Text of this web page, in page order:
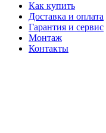
Как купить
Доставка и оплата
Гарантия и сервис
Монтаж
Контакты